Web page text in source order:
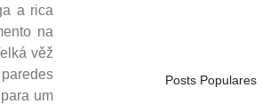
a rica
na
věž
um
Posts Populares